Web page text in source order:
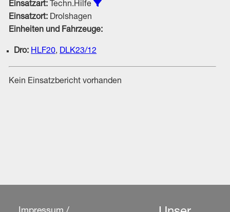
Einsatzart: Techn.Hilfe
Einsatzort: Drolshagen
Einheiten und Fahrzeuge:
Dro: HLF20,DLK23/12
Kein Einsatzbericht vorhanden